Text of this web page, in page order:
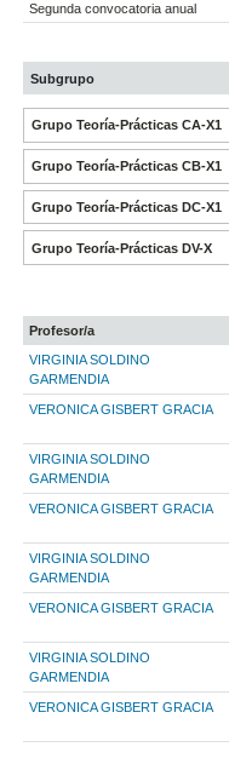
Segunda convocatoria anual
Subgrupo
Grupo Teoría-Prácticas CA-X1
Grupo Teoría-Prácticas CB-X1
Grupo Teoría-Prácticas DC-X1
Grupo Teoría-Prácticas DV-X
Profesor/a
VIRGINIA SOLDINO
GARMENDIA
VERONICA GISBERT GRACIA
VIRGINIA SOLDINO
GARMENDIA
VERONICA GISBERT GRACIA
VIRGINIA SOLDINO
GARMENDIA
VERONICA GISBERT GRACIA
VIRGINIA SOLDINO
GARMENDIA
VERONICA GISBERT GRACIA